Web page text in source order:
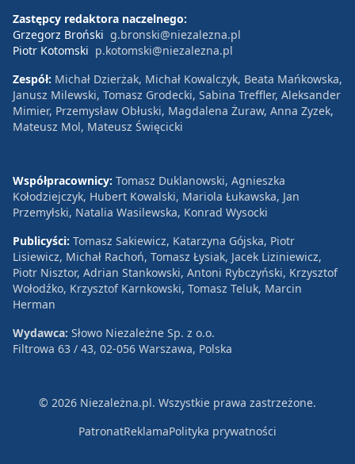
Zastępcy redaktora naczelnego:
Grzegorz Broński g.bronski@niezalezna.pl
Piotr Kotomski p.kotomski@niezalezna.pl
Zespół: Michał Dzierżak, Michał Kowalczyk, Beata Mańkowska,
Janusz Milewski, Tomasz Grodecki, Sabina Treffler, Aleksander
Mimier, Przemysław Obłuski, Magdalena Żuraw, Anna Zyzek,
Mateusz Mol, Mateusz Święcicki
Współpracownicy: Tomasz Duklanowski, Agnieszka
Kołodziejczyk, Hubert Kowalski, Mariola Łukawska, Jan
Przemyłski, Natalia Wasilewska, Konrad Wysocki
Publicyści: Tomasz Sakiewicz, Katarzyna Gójska, Piotr
Lisiewicz, Michał Rachoń, Tomasz Łysiak, Jacek Liziniewicz,
Piotr Nisztor, Adrian Stankowski, Antoni Rybczyński, Krzysztof
Wołodźko, Krzysztof Karnkowski, Tomasz Teluk, Marcin
Herman
Wydawca: Słowo Niezależne Sp. z o.o.
Filtrowa 63 / 43, 02-056 Warszawa, Polska
© 2026 Niezależna.pl. Wszystkie prawa zastrzeżone.
PatronatReklamaPolityka prywatności